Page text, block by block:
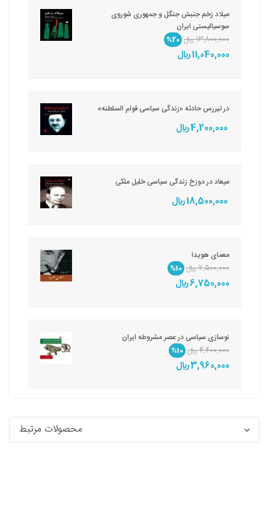
میلاد زخم جنبش جنگل و جمهوری شوروی
سوسیالیستی ایران
13,800,000 ريال
%20
11,040,000 ريال
در تیررس حادثه «زندگی سیاسی قوام السلطنه»
4,200,000 ريال
میعاد در دوزخ زندگی سیاسی خلیل ملکی
18,500,000 ريال
معمای هویدا
7,500,000 ريال
%10
6,750,000 ريال
نوسازی سیاسی در عصر مشروطه ایران
4,400,000 ريال
%10
3,960,000 ريال
محصولات مرتبط